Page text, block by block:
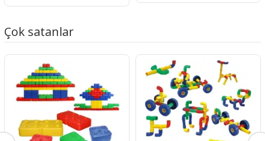
Çok satanlar